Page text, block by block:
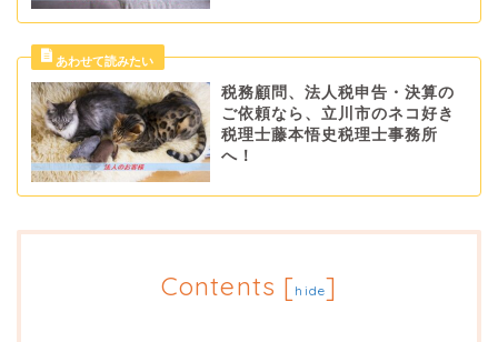
税務顧問、法人税申告・決算の
ご依頼なら、立川市のネコ好き
税理士藤本悟史税理士事務所
へ！
Contents [hide]